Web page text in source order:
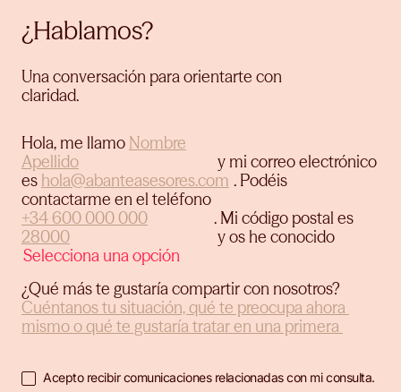
¿Hablamos?
Una conversación para orientarte con
claridad.
Hola, me llamo
y mi correo electrónico
es
. Podéis
contactarme en el teléfono
. Mi código postal es
y os he conocido
¿Qué más te gustaría compartir con nosotros?
Acepto recibir comunicaciones relacionadas con mi consulta.